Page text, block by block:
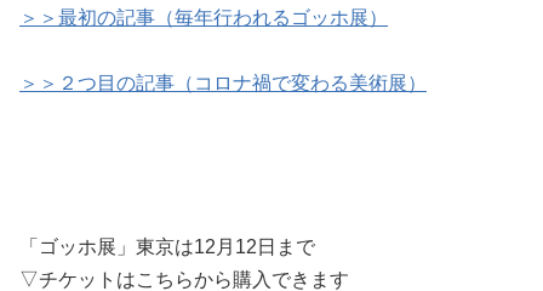
＞＞最初の記事（毎年行われるゴッホ展）
＞＞２つ目の記事（コロナ禍で変わる美術展）
「ゴッホ展」東京は12月12日まで
▽チケットはこちらから購入できます